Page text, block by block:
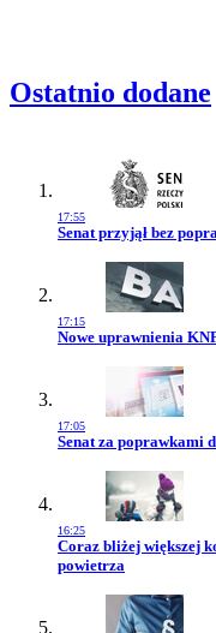
Ostatnio dodane
17:55
Przejdź do artykułu:
Senat przyjął bez
17:15
Przejdź do artykułu:
Nowe uprawnienia
17:05
Przejdź do artykułu:
Senat za poprawkami
16:25
Przejdź do artykułu:
Coraz bliżej większej
powietrza